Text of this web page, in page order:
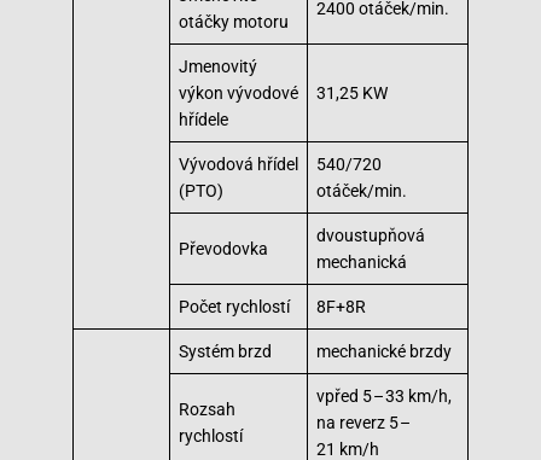
otáčky motoru
2400 otáček/min.
Jmenovitý
výkon vývodové
hřídele
31,25 KW
Vývodová hřídel
(PTO)
540/720
otáček/min.
Převodovka
dvoustupňová
mechanická
Počet rychlostí 8F+8R
Systém brzd mechanické brzdy
Rozsah
rychlostí
vpřed 5 – 33 km/h,
na reverz 5 –
21 km/h